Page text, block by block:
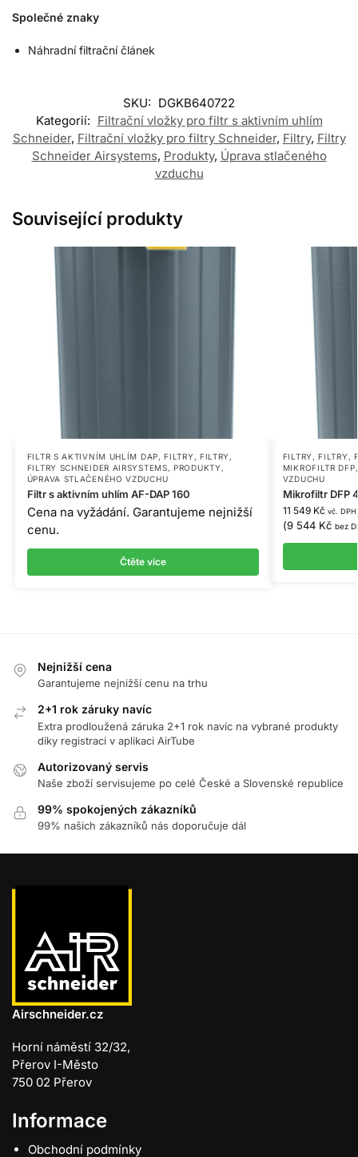
Společné znaky
Náhradní filtrační článek
SKU: DGKB640722
Kategorií: Filtrační vložky pro filtr s aktivním uhlím
Schneider, Filtrační vložky pro filtry Schneider, Filtry, Filtry
Schneider Airsystems, Produkty, Úprava stlačeného
vzduchu
Související produkty
FILTR S AKTIVNÍM UHLÍM DAP,FILTRY , FILTRY ,
FILTRY SCHNEIDER AIRSYSTEMS,PRODUKTY ,
ÚPRAVA STLAČENÉHO VZDUCHU
Filtr s aktivním uhlím AF-DAP 160
Cena na vyžádání. Garantujeme nejnižší
cenu.
Čtěte více
FILTRY ,FILTRY ,
MIKROFILTR DFP
VZDUCHU
Mikrofiltr DFP
11 549 Kč vč. DPH
(9 544 Kč bez
Nejnižší cena
Garantujeme nejnižší cenu na trhu
2+1 rok záruky navíc
Extra prodloužená záruka 2+1 rok navíc na vybrané produkty
díky registraci v aplikaci AirTube
Autorizovaný servis
Naše zboží servisujeme po celé České a Slovenské republice
99% spokojených zákazníků
99% našich zákazníků nás doporučuje dál
Airschneider.cz
Horní náměstí 32/32,
Přerov I-Město
750 02 Přerov
Informace
Obchodní podmínky